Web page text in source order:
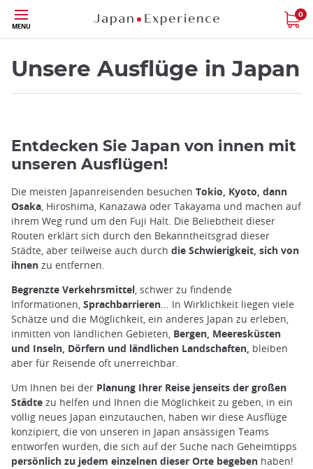
Größe
MENU
0
Unsere Ausflüge in Japan
Entdecken Sie Japan von innen mit
unseren Ausflügen!
Die meisten Japanreisenden besuchen Tokio, Kyoto, dann
Osaka, Hiroshima, Kanazawa oder Takayama und machen auf
ihrem Weg rund um den Fuji Halt. Die Beliebtheit dieser
Routen erklärt sich durch den Bekanntheitsgrad dieser
Städte, aber teilweise auch durch die Schwierigkeit, sich von
ihnen zu entfernen.
Begrenzte Verkehrsmittel, schwer zu findende
Informationen, Sprachbarrieren... In Wirklichkeit liegen viele
Schätze und die Möglichkeit, ein anderes Japan zu erleben,
inmitten von ländlichen Gebieten, Bergen, Meeresküsten
und Inseln, Dörfern und ländlichen Landschaften, bleiben
aber für Reisende oft unerreichbar.
Um Ihnen bei der Planung Ihrer Reise jenseits der großen
Städte zu helfen und Ihnen die Möglichkeit zu geben, in ein
völlig neues Japan einzutauchen, haben wir diese Ausflüge
konzipiert, die von unseren in Japan ansässigen Teams
entworfen wurden, die sich auf der Suche nach Geheimtipps
persönlich zu jedem einzelnen dieser Orte begeben haben!